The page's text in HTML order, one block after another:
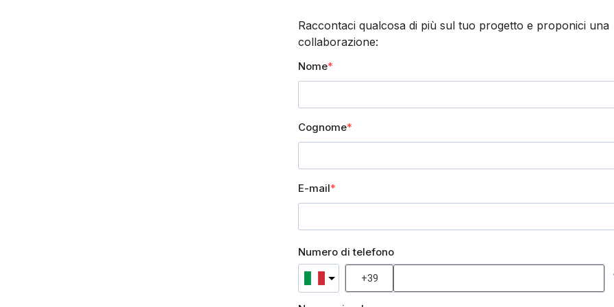
Raccontaci qualcosa di più sul tuo progetto e proponici una
collaborazione:
Nome
Cognome
E-mail
Numero di telefono